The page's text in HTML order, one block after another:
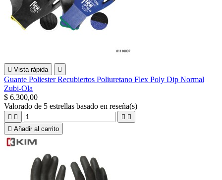
 Vista rápida 
Guante Poliester Recubiertos Poliuretano Flex Poly Dip Normal
Zubi-Ola
$ 6.300,00
Valorado de 5 estrellas basado en reseña(s)
   
 Añadir al carrito